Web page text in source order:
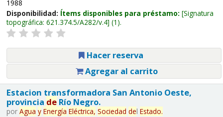
1988
Disponibilidad: Ítems disponibles para préstamo: Signatura
topográfica: 621.374.5/A282/v.4 (1).
Hacer reserva
Agregar al carrito
Estacion transformadora San Antonio Oeste,
provincia deRío Negro.
por Agua y Energía Eléctrica, Sociedad del Estado.